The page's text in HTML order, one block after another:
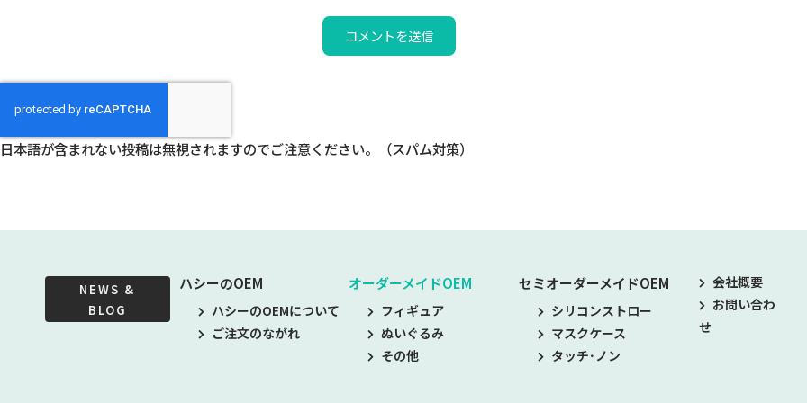
日本語が含まれない投稿は無視されますのでご注意ください。（スパム対策）
NEWS &
BLOG
ハシーのOEM
ハシーのOEMについて
ご注文のながれ
オーダーメイドOEM
フィギュア
ぬいぐるみ
その他
セミオーダーメイドOEM
シリコンストロー
マスクケース
タッチ･ノン
会社概要
お問い合わ
せ